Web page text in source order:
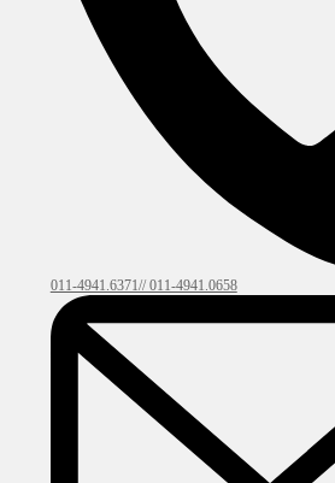
011-4941.6371// 011-4941.0658